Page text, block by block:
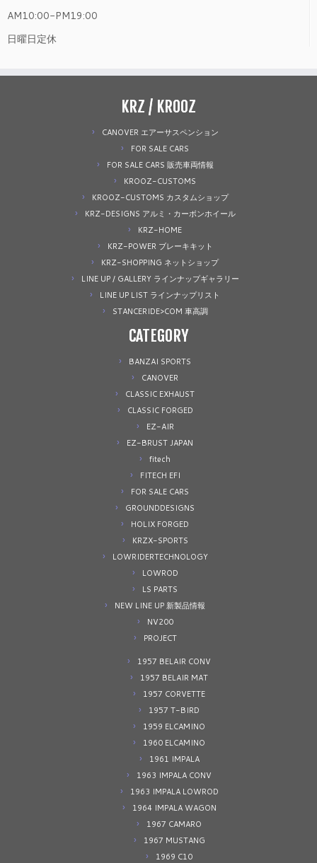
AM10:00-PM19:00
日曜日定休
KRZ / KROOZ
CANOVER エアーサスペンション
FOR SALE CARS
FOR SALE CARS 販売車両情報
KROOZ-CUSTOMS
KROOZ-CUSTOMS カスタムショップ
KRZ-DESIGNS アルミ・カーボンホイール
KRZ-HOME
KRZ-POWER ブレーキキット
KRZ-SHOPPING ネットショップ
LINE UP / GALLERY ラインナップギャラリー
LINE UP LIST ラインナップリスト
STANCERIDE>COM 車高調
CATEGORY
BANZAI SPORTS
CANOVER
CLASSIC EXHAUST
CLASSIC FORGED
EZ-AIR
EZ-BRUST JAPAN
fitech
FITECH EFI
FOR SALE CARS
GROUNDDESIGNS
HOLIX FORGED
KRZX-SPORTS
LOWRIDERTECHNOLOGY
LOWROD
LS PARTS
NEW LINE UP 新製品情報
NV200
PROJECT
1957 BELAIR CONV
1957 BELAIR MAT
1957 CORVETTE
1957 T-BIRD
1959 ELCAMINO
1960 ELCAMINO
1961 IMPALA
1963 IMPALA CONV
1963 IMPALA LOWROD
1964 IMPALA WAGON
1967 CAMARO
1967 MUSTANG
1969 C10